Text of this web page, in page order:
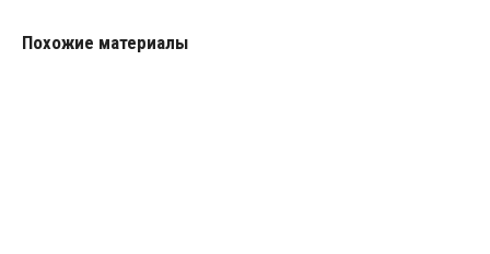
Похожие материалы